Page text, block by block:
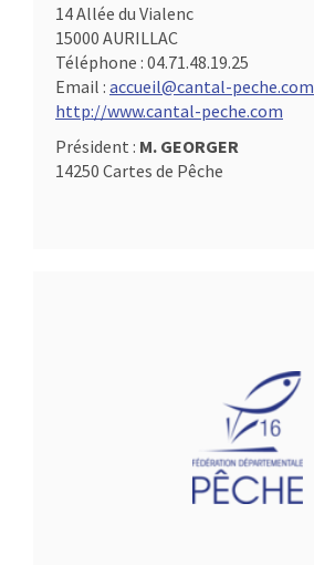
14 Allée du Vialenc
15000 AURILLAC
Téléphone : 04.71.48.19.25
Email : accueil@cantal-peche.com
http://www.cantal-peche.com
Président : M. GEORGER
14250 Cartes de Pêche